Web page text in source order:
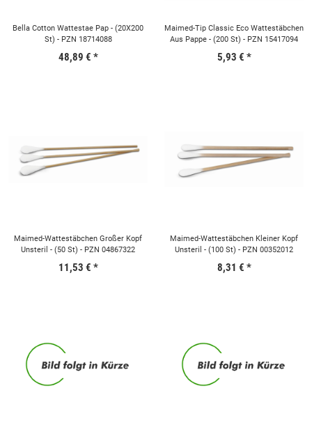
Bella Cotton Wattestae Pap - (20X200
St) - PZN 18714088
48,89 € *
Maimed-Tip Classic Eco Wattestäbchen
Aus Pappe - (200 St) - PZN 15417094
5,93 € *
Maimed-Wattestäbchen Großer Kopf
Unsteril - (50 St) - PZN 04867322
11,53 € *
Maimed-Wattestäbchen Kleiner Kopf
Unsteril - (100 St) - PZN 00352012
8,31 € *